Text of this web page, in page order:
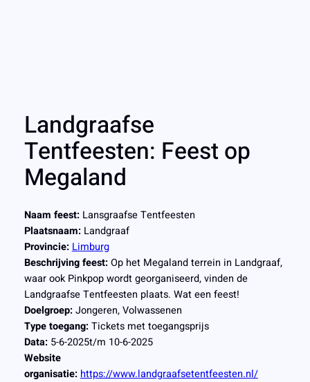
Landgraafse
Tentfeesten: Feest op
Megaland
Naam feest: Lansgraafse Tentfeesten
Plaatsnaam: Landgraaf
Provincie: Limburg
Beschrijving feest: Op het Megaland terrein in Landgraaf,
waar ook Pinkpop wordt georganiseerd, vinden de
Landgraafse Tentfeesten plaats. Wat een feest!
Doelgroep: Jongeren, Volwassenen
Type toegang: Tickets met toegangsprijs
Data: 5-6-2025t/m 10-6-2025
Website
organisatie: https://www.landgraafsetentfeesten.nl/